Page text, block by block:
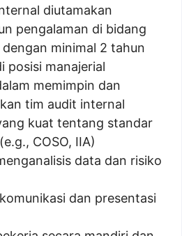
diutamakan
pengalaman di bidang
minimal 2 tahun
posisi manajerial
memimpin dan
tim audit internal
kuat tentang standar
COSO, IIA)
data dan risiko
dan presentasi